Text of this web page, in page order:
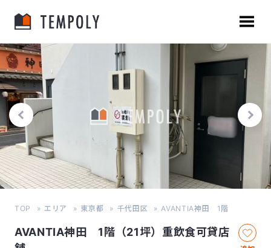
TOP エリア 東京都 千代田区 AVANTIA神田 1階
AVANTIA神田 1階（21坪）重飲食可貸店